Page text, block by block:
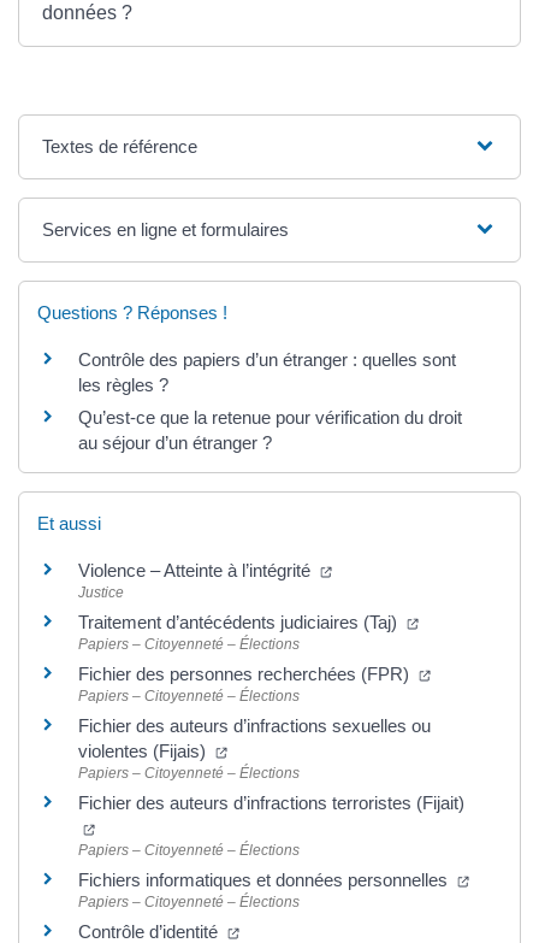
données ?
Textes de référence
Services en ligne et formulaires
Questions ? Réponses !
Contrôle des papiers d’un étranger : quelles sont
les règles ?
Qu’est-ce que la retenue pour vérification du droit
au séjour d’un étranger ?
Et aussi
Violence – Atteinte à l’intégrité (ouverture dans un nouvel
Justice
Traitement d’antécédents judiciaires (Taj) (ouverture
Papiers – Citoyenneté – Élections
Fichier des personnes recherchées (FPR) (ouverture
Papiers – Citoyenneté – Élections
Fichier des auteurs d’infractions sexuelles ou
violentes (Fijais)
(ouverture dans un nouvel onglet)
Papiers – Citoyenneté – Élections
Fichier des auteurs d’infractions terroristes (Fijait)
(ouverture dans un nouvel onglet)
Papiers – Citoyenneté – Élections
Fichiers informatiques et données personnelles
Papiers – Citoyenneté – Élections
Contrôle d’identité (ouverture dans un nouvel onglet)